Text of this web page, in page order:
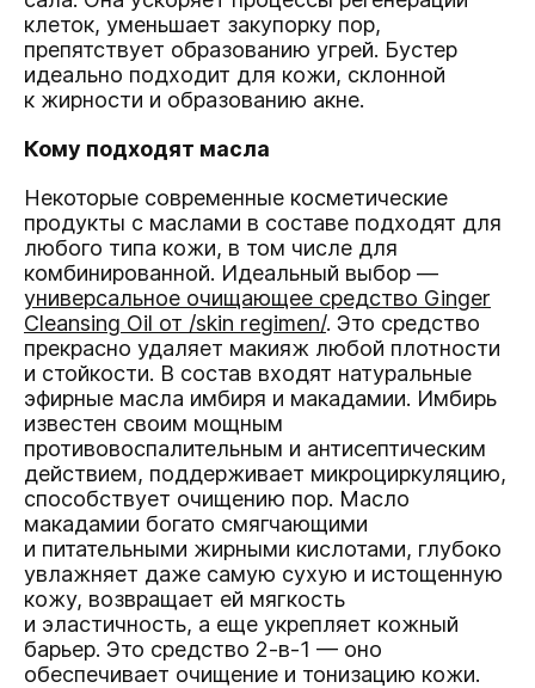
клеток, уменьшает закупорку пор,
препятствует образованию угрей. Бустер
идеально подходит для кожи, склонной
к жирности и образованию акне.
Кому подходят масла
Некоторые современные косметические
продукты с маслами в составе подходят для
любого типа кожи, в том числе для
комбинированной. Идеальный выбор —
универсальное очищающее средство Ginger
Cleansing Oil от /skin regimen/. Это средство
прекрасно удаляет макияж любой плотности
и стойкости. В состав входят натуральные
эфирные масла имбиря и макадамии. Имбирь
известен своим мощным
противовоспалительным и антисептическим
действием, поддерживает микроциркуляцию,
способствует очищению пор. Масло
макадамии богато смягчающими
и питательными жирными кислотами, глубоко
увлажняет даже самую сухую и истощенную
кожу, возвращает ей мягкость
и эластичность, а еще укрепляет кожный
барьер. Это средство 2-в-1 — оно
обеспечивает очищение и тонизацию кожи.